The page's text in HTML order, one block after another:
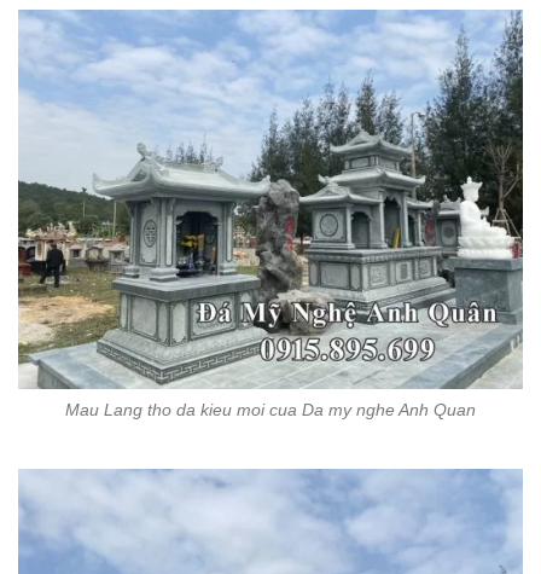
Mau Lang tho da kieu moi cua Da my nghe Anh Quan